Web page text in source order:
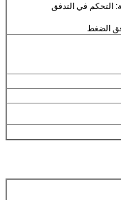
التحكم في التدفق
الضغط